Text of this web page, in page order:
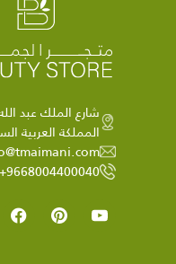
شارع الملك عبد
المملكة العربية
9668004400040+ / 966554656523+